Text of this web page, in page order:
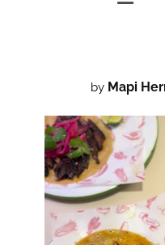
by Mapi